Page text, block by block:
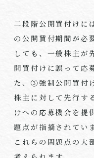
二段階公開買付け
の公開買付期間が必
しても、一般株主が
開買付けに誤って応
た、③強制公開買付
株主に対して先行す
けへの応募機会を提
題点が指摘されてい
これらの問題点の大